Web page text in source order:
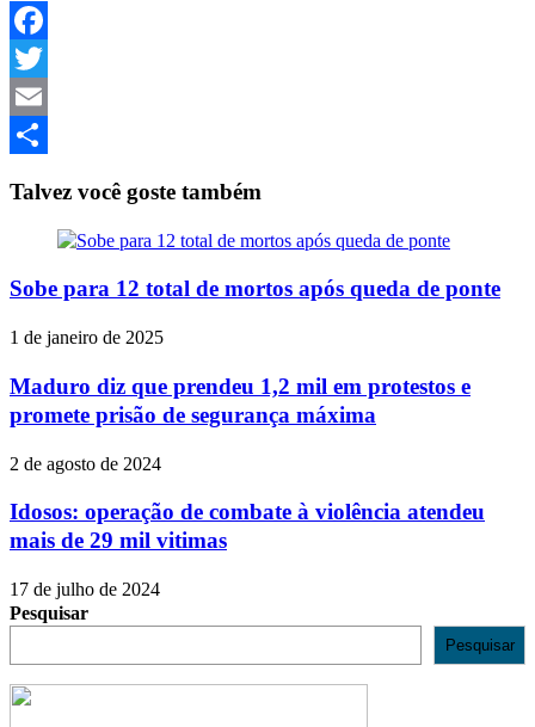
Facebook
Twitter
Email
Talvez você goste também
Sobe para 12 total de mortos após queda de ponte
1 de janeiro de 2025
Maduro diz que prendeu 1,2 mil em protestos e
promete prisão de segurança máxima
2 de agosto de 2024
Idosos: operação de combate à violência atendeu
mais de 29 mil vitimas
17 de julho de 2024
Pesquisar
Pesquisar